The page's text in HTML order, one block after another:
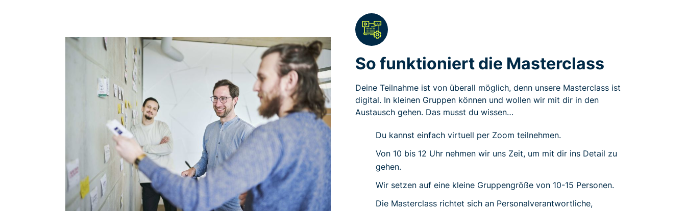
So funktioniert die Masterclass
Deine Teilnahme ist von überall möglich, denn unsere Masterclass ist
digital. In kleinen Gruppen können und wollen wir mit dir in den
Austausch gehen. Das musst du wissen…
Du kannst einfach virtuell per Zoom teilnehmen.
Von 10 bis 12 Uhr nehmen wir uns Zeit, um mit dir ins Detail zu
gehen.
Wir setzen auf eine kleine Gruppengröße von 10-15 Personen.
Die Masterclass richtet sich an Personalverantwortliche,